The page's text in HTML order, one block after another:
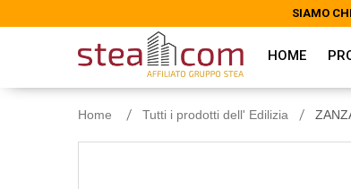
SIAMO
HOME
Home Tutti i prodotti dell' Edilizia
SIAMO